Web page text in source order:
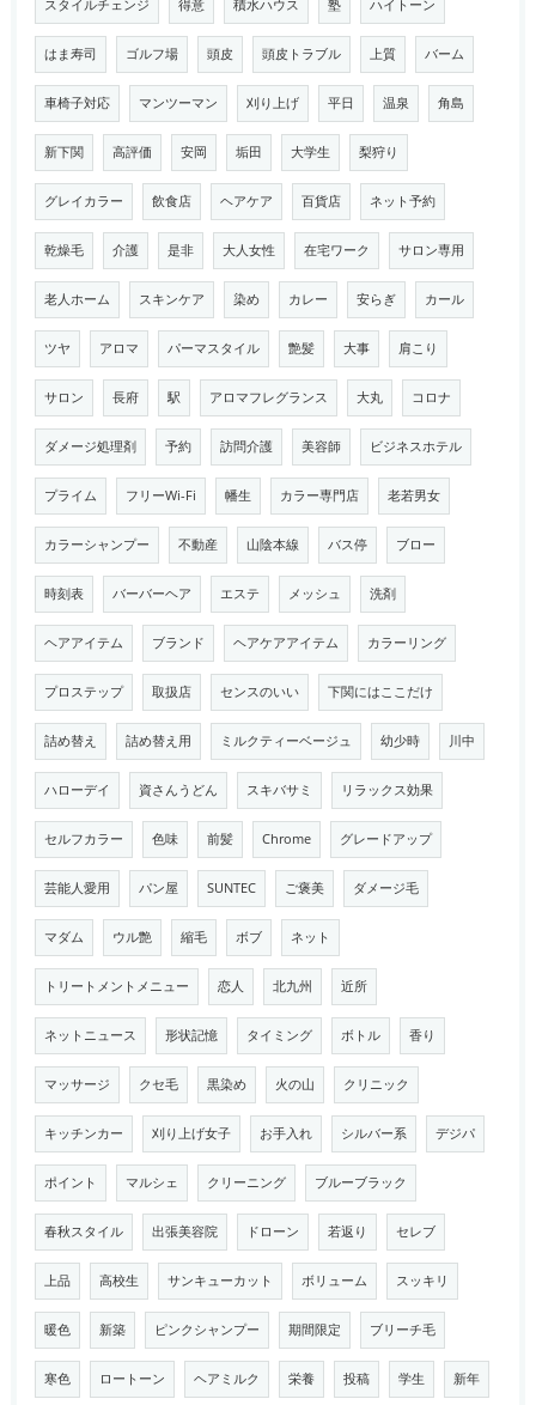
スタイルチェンジ 得意 積水ハウス 塾 ハイトーン
はま寿司 ゴルフ場 頭皮 頭皮トラブル 上質 バーム
車椅子対応 マンツーマン 刈り上げ 平日 温泉 角島
新下関 高評価 安岡 垢田 大学生 梨狩り
グレイカラー 飲食店 ヘアケア 百貨店 ネット予約
乾燥毛 介護 是非 大人女性 在宅ワーク サロン専用
老人ホーム スキンケア 染め カレー 安らぎ カール
ツヤ アロマ パーマスタイル 艶髪 大事 肩こり
サロン 長府 駅 アロマフレグランス 大丸 コロナ
ダメージ処理剤 予約 訪問介護 美容師 ビジネスホテル
プライム フリーWi-Fi 幡生 カラー専門店 老若男女
カラーシャンプー 不動産 山陰本線 バス停 ブロー
時刻表 バーバーヘア エステ メッシュ 洗剤
ヘアアイテム ブランド ヘアケアアイテム カラーリング
プロステップ 取扱店 センスのいい 下関にはここだけ
詰め替え 詰め替え用 ミルクティーベージュ 幼少時 川中
ハローデイ 資さんうどん スキバサミ リラックス効果
セルフカラー 色味 前髪 Chrome グレードアップ
芸能人愛用 パン屋 SUNTEC ご褒美 ダメージ毛
マダム ウル艶 縮毛 ボブ ネット
トリートメントメニュー 恋人 北九州 近所
ネットニュース 形状記憶 タイミング ボトル 香り
マッサージ クセ毛 黒染め 火の山 クリニック
キッチンカー 刈り上げ女子 お手入れ シルバー系 デジパ
ポイント マルシェ クリーニング ブルーブラック
春秋スタイル 出張美容院 ドローン 若返り セレブ
上品 高校生 サンキューカット ボリューム スッキリ
暖色 新築 ピンクシャンプー 期間限定 ブリーチ毛
寒色 ロートーン ヘアミルク 栄養 投稿 学生 新年